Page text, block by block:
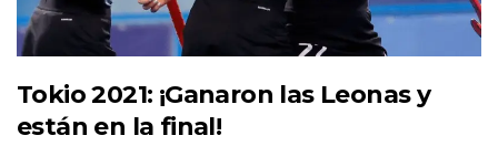
Tokio 2021: ¡Ganaron las Leonas y
están en la final!